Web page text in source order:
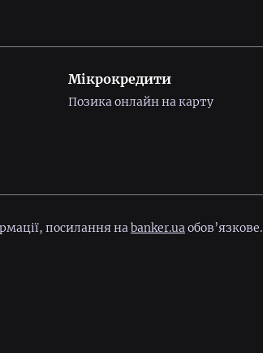
Мікрокредити
Позика онлайн на карту
посилання наbanker.uaобов’язкове.